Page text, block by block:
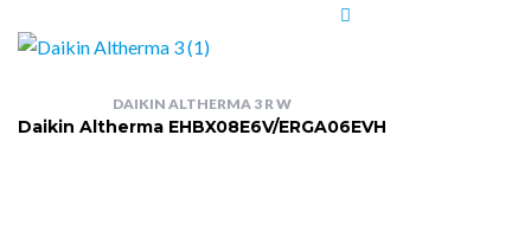
DAIKIN ALTHERMA 3 R W
Daikin Altherma EHBX08E6V/ERGA06EVH